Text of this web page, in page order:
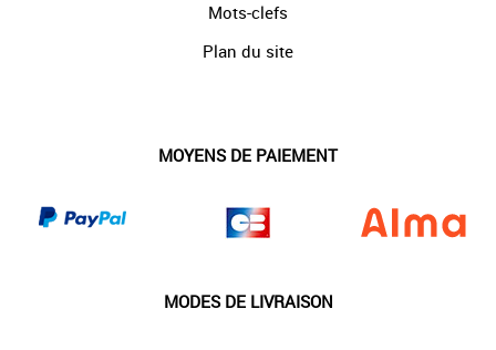
Mots-clefs
Plan du site
MOYENS DE PAIEMENT
MODES DE LIVRAISON